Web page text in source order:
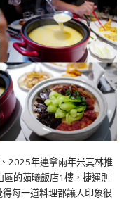
2025年連拿兩年米其林推
的茹曦飯店1樓，捷運則
每一道料理都讓人印象很